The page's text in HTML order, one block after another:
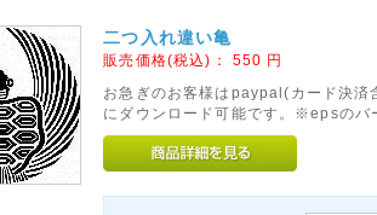
二つ入れ違い亀
販売価格(税込)： 550 円
お急ぎのお客様はpaypal(カード決済
にダウンロード可能です。※epsのバ